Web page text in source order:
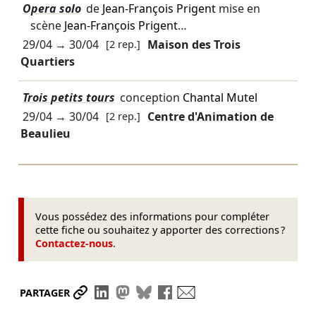
Opera solo de Jean-François Prigentmise en
scène Jean-François Prigent…
29/04→ 30/04 [2 rep.]
Maison des Trois
Quartiers
Trois petits tours conception Chantal Mutel
29/04→ 30/04 [2 rep.]
Centre d'Animation de
Beaulieu
Vous possédez des informations pour compléter
cette fiche ou souhaitez y apporter des corrections ?
Contactez-nous.
PARTAGER Partager le lien
Partager sur LinkedIn
Partager sur Mastodon
Partager sur Bluesky
Partager sur Facebook